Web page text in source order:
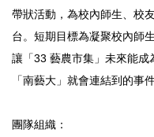
帶狀活動，為校內師生、校
台。短期目標為凝聚校內師
讓「33 藝農市集」未來能成
「南藝大」就會連結到的事件
團隊組織：